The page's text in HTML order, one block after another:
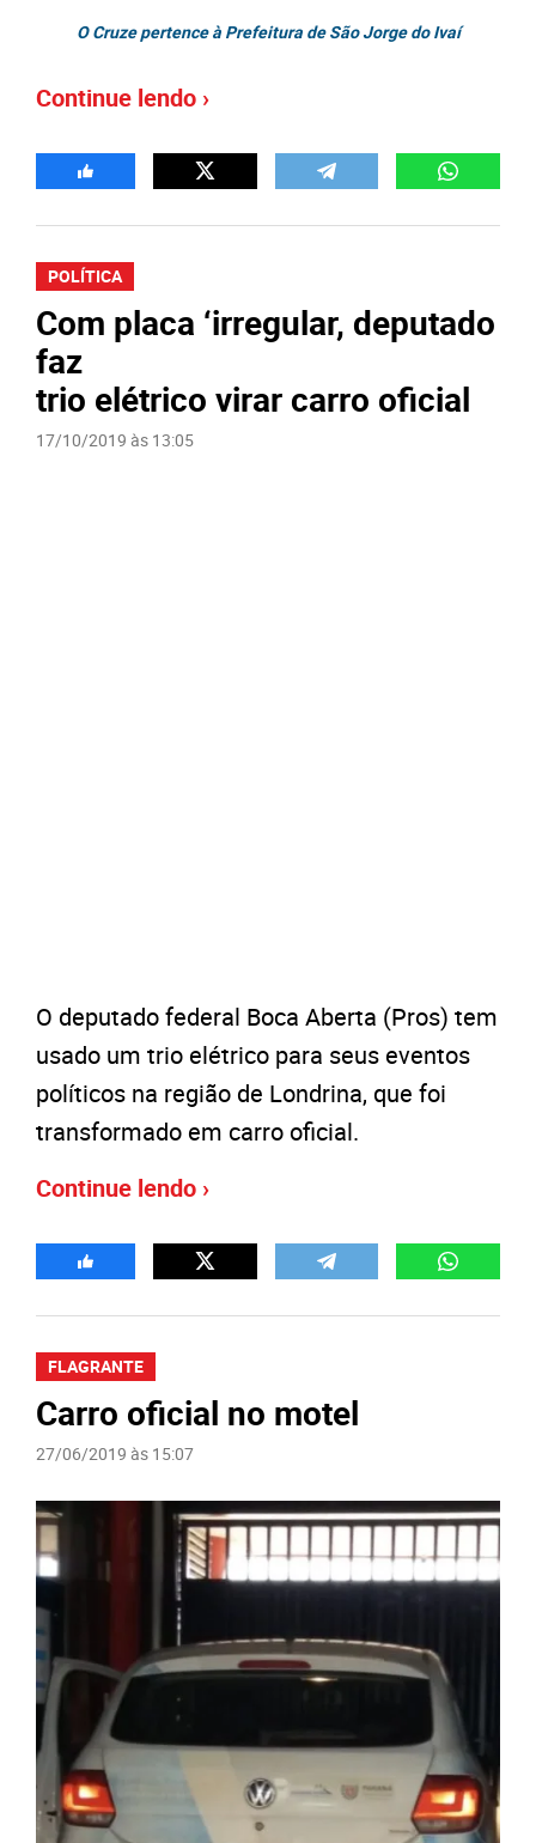
O Cruze pertence à Prefeitura de São Jorge do Ivaí
Continue lendo ›
POLÍTICA
Com placa ‘irregular, deputado
faz
trio elétrico virar carro oficial
17/10/2019 às 13:05
O deputado federal Boca Aberta (Pros) tem
usado um trio elétrico para seus eventos
políticos na região de Londrina, que foi
transformado em carro oficial.
Continue lendo ›
FLAGRANTE
Carro oficial no motel
27/06/2019 às 15:07